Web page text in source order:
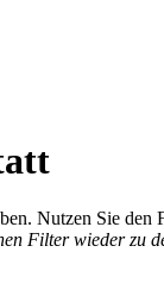
Nutzen Sie
Filter wieder zu